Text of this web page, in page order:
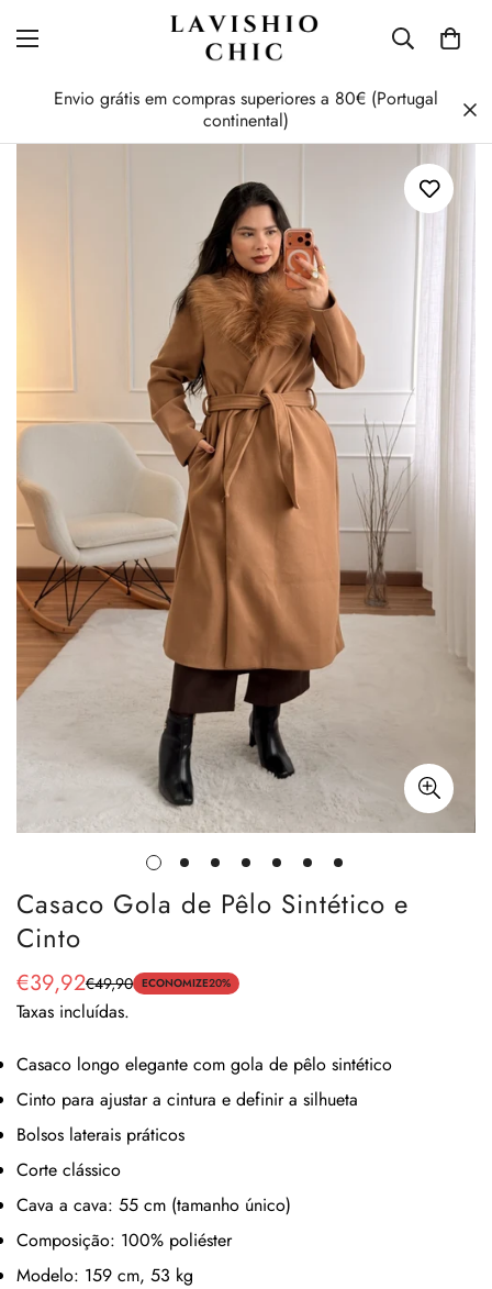
Envio grátis em compras superiores a 80€ (Portugal
continental)
Casaco Gola de Pêlo Sintético e
Cinto
Preço
de
€39,92
Preço
regular
€49,90 ECONOMIZE20%
Taxas incluídas.
Casaco longo elegante com gola de pêlo sintético
Cinto para ajustar a cintura e definir a silhueta
Bolsos laterais práticos
Corte clássico
Cava a cava: 55 cm (tamanho único)
Composição: 100% poliéster
Modelo: 159 cm, 53 kg